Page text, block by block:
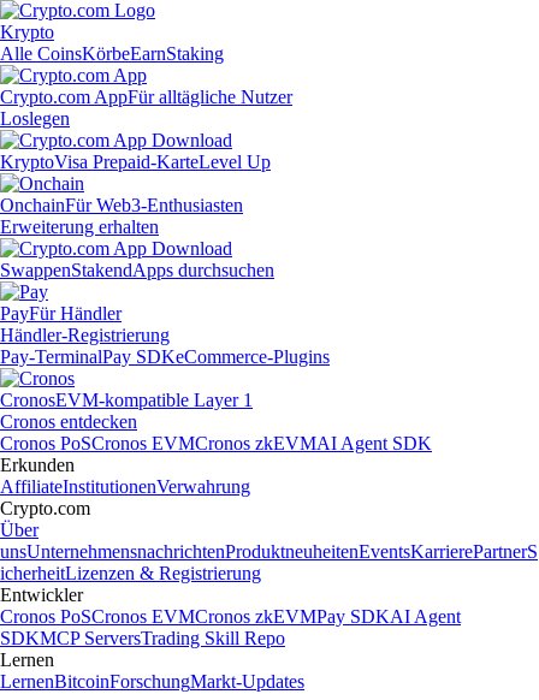
Krypto
Alle CoinsKörbeEarnStaking
Crypto.com AppFür alltägliche Nutzer
Loslegen
KryptoVisa Prepaid-KarteLevel Up
OnchainFür Web3-Enthusiasten
Erweiterung erhalten
SwappenStakendApps durchsuchen
PayFür Händler
Händler-Registrierung
Pay-TerminalPay SDKeCommerce-Plugins
CronosEVM-kompatible Layer 1
Cronos entdecken
Cronos PoSCronos EVMCronos zkEVMAI Agent SDK
Erkunden
AffiliateInstitutionenVerwahrung
Crypto.com
Über
unsUnternehmensnachrichtenProduktneuheitenEventsKarrierePartnerS
icherheitLizenzen & Registrierung
Entwickler
Cronos PoSCronos EVMCronos zkEVMPay SDKAI Agent
SDKMCP ServersTrading Skill Repo
Lernen
LernenBitcoinForschungMarkt-Updates